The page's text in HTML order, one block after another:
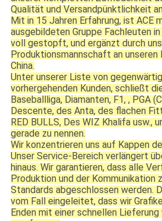
Qualität und Versandpünktlichkeit
Mit in 15 Jahren Erfahrung, ist ACE
ausgebildeten Gruppe Fachleuten in
voll gestopft, und ergänzt durch
Produktionsmannschaft an unseren
China.
Unter unserer Liste von
vorhergehenden Kunden, schließt
Baseballliga, Diamanten, F1, , PGA
Descente, des Anta, des flachen
RED BULLS, Des WIZ Khalifa usw.,
gerade zu nennen.
Wir konzentrieren uns auf Kappen
Unser Service-Bereich verlängert
hinaus. Wir garantieren, dass alle
Produktion und der Kommunikation
Standards abgeschlossen werden.
vom Fall eingeleitet, dass wir
Enden mit einer schnellen